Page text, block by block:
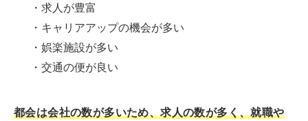
・求人が豊富
・キャリアアップの機会が多い
・娯楽施設が多い
・交通の便が良い
都会は会社の数が多いため、求人の数が多く、就職や